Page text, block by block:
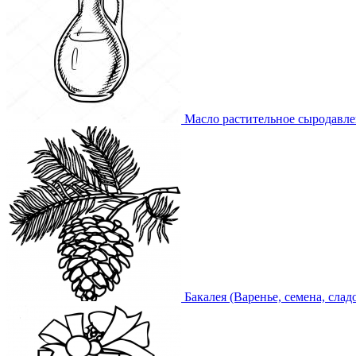
Масло растительное
Бакалея (Варенье, семена,